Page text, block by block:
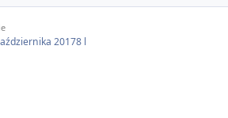
20178 l